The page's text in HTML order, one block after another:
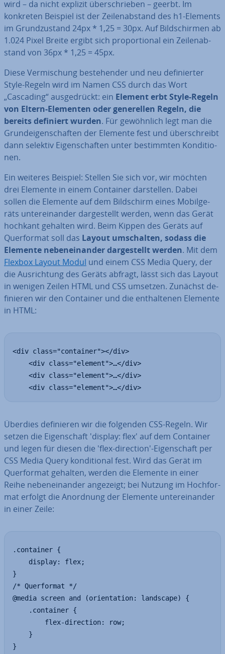
wird – da nicht explizit über­schrie­ben – geerbt. Im
konkreten Beispiel ist der Zei­len­ab­stand des h1-Elements
im Grund­zu­stand 24px * 1,25 = 30px. Auf Bild­schir­men ab
1.024 Pixel Breite ergibt sich pro­por­tio­nal ein Zei­len­ab­
stand von 36px * 1,25 = 45px.
Diese Ver­mi­schung be­stehen­der und neu de­fi­nier­ter
Style-Regeln wird im Namen CSS durch das Wort
„Cascading“ aus­ge­drückt: ein Element erbt Style-Regeln
von Eltern-Elementen oder ge­ne­rel­len Regeln, die
bereits definiert wurden. Für ge­wöhn­lich legt man die
Grund­ei­gen­schaf­ten der Elemente fest und über­schreibt
dann selektiv Ei­gen­schaf­ten unter be­stimm­ten Kon­di­tio­
nen.
Ein weiteres Beispiel: Stellen Sie sich vor, wir möchten
drei Elemente in einem Container dar­stel­len. Dabei
sollen die Elemente auf dem Bild­schirm eines Mo­bil­ge­
räts un­ter­ein­an­der dar­ge­stellt werden, wenn das Gerät
hochkant gehalten wird. Beim Kippen des Geräts auf
Quer­for­mat soll das Layout um­schal­ten, sodass die
Elemente ne­ben­ein­an­der dar­ge­stellt werden. Mit dem
Flexbox Layout Modul und einem CSS Media Query, der
die Aus­rich­tung des Geräts abfragt, lässt sich das Layout
in wenigen Zeilen HTML und CSS umsetzen. Zunächst de­
fi­nie­ren wir den Container und die ent­hal­te­nen Elemente
in HTML:
<div class="container"></div>
	<div class="element">…</div>
Überdies de­fi­nie­ren wir die folgenden CSS-Regeln. Wir
setzen die Ei­gen­schaft 'display: flex' auf dem Container
und legen für diesen die 'flex-di­rec­tion'-Ei­gen­schaft per
CSS Media Query kon­di­tio­nal fest. Wird das Gerät im
Quer­for­mat gehalten, werden die Elemente in einer
Reihe ne­ben­ein­an­der angezeigt; bei Nutzung im Hoch­for­
mat erfolgt die Anordnung der Elemente un­ter­ein­an­der
in einer Zeile:
.container {
}
/* Querformat */
@media screen and (orientation: landscape) {
}